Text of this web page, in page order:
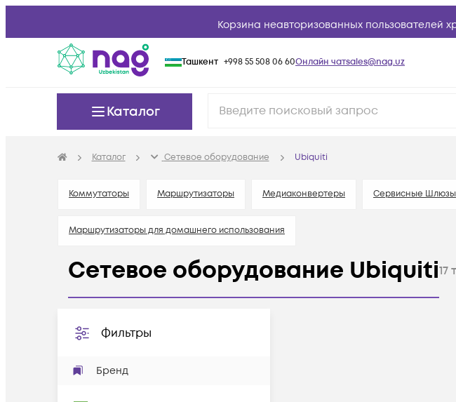
Корзина неавторизованных пользователей
Ташкент +998 55 508 06 60Онлайн чатsales@nag.uz
Каталог
Каталог Сетевое оборудование Ubiquiti
Коммутаторы Маршрутизаторы Медиаконвертеры Сервисные Шлюзы
Маршрутизаторы для домашнего использования
Сетевое оборудование Ubiquiti17
Фильтры
Бренд